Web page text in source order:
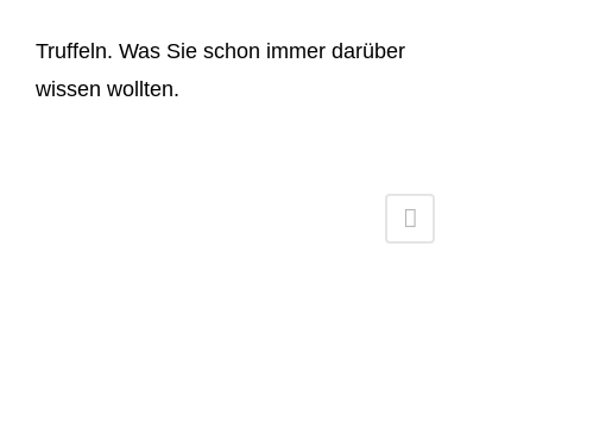
Truffeln. Was Sie schon immer darüber
wissen wollten.